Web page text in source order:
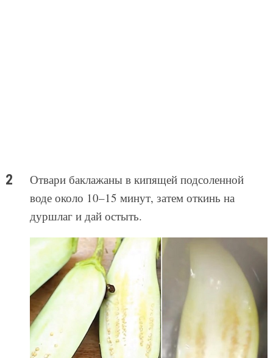
Отвари баклажаны в кипящей подсоленной
воде около 10–15 минут, затем откинь на
дуршлаг и дай остыть.